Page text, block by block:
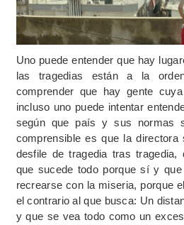
Uno puede entender que hay
las tragedias están a la
comprender que hay gente
incluso uno puede intentar
según que país y sus normas
comprensible es que la
desfile de tragedia tras
que sucede todo porque sí y
recrearse con la miseria, porque
el contrario al que busca: Un
y que se vea todo como un